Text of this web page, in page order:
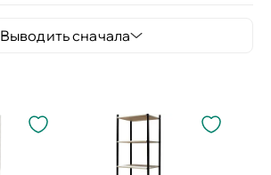
Выводить сначала